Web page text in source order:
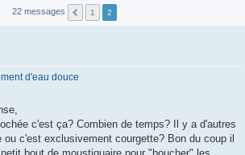
22 messages 1 2
d'eau douce
c'est ça? Combien de temps? Il y a d'autres
ou c'est exclusivement courgette? Bon du coup il